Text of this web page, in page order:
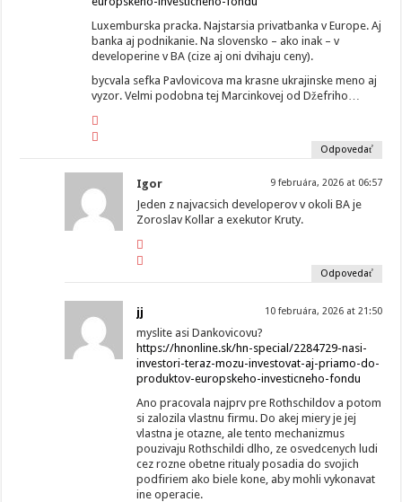
Luxemburska pracka. Najstarsia privatbanka v Europe. Aj
banka aj podnikanie. Na slovensko – ako inak – v
developerine v BA (cize aj oni dvihaju ceny).
bycvala sefka Pavlovicova ma krasne ukrajinske meno aj
vyzor. Velmi podobna tej Marcinkovej od Džefriho…
Odpovedať
Igor 9 februára, 2026 at 06:57
Jeden z najvacsich developerov v okoli BA je
Zoroslav Kollar a exekutor Kruty.
Odpovedať
jj 10 februára, 2026 at 21:50
myslite asi Dankovicovu?
https://hnonline.sk/hn-special/2284729-nasi-
investori-teraz-mozu-investovat-aj-priamo-do-
produktov-europskeho-investicneho-fondu
Ano pracovala najprv pre Rothschildov a potom
si zalozila vlastnu firmu. Do akej miery je jej
vlastna je otazne, ale tento mechanizmus
pouzivaju Rothschildi dlho, ze osvedcenych ludi
cez rozne obetne ritualy posadia do svojich
podfiriem ako biele kone, aby mohli vykonavat
ine operacie.